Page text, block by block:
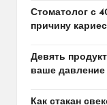
Стоматолог с
причину
Девять
ваше давление
Как стакан